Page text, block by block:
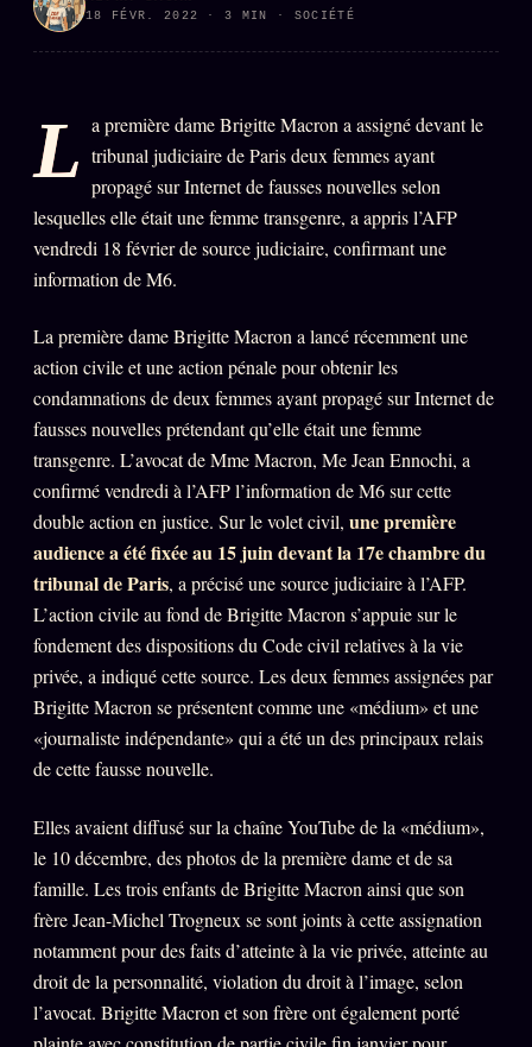
L'ORACLE Z/S
Chat Oracle
Oracle z/S
Oracle Analyse
Oracle Éclair
Oracle Couples
Oracle Famille
Oracle Sigil Sonore
Oracle Parfum
Oracle Anniversaire
Oracle Carte du Jour
Oracle Algorithme
Audit Social
LIVRES
BRAQUAGE2021
SUSPECTE
Compte Suspendu 2024
Les Limites2025
Le procès Brigitte Macron
18 FÉVR. 2022 · 3 MIN · SOCIÉTÉ
L a première dame Brigitte Macron a assigné devant le
tribunal judiciaire de Paris deux femmes ayant
propagé sur Internet de fausses nouvelles selon
lesquelles elle était une femme transgenre, a appris l’AFP
vendredi 18 février de source judiciaire, confirmant une
information de M6.
La première dame Brigitte Macron a lancé récemment une
action civile et une action pénale pour obtenir les
condamnations de deux femmes ayant propagé sur Internet de
fausses nouvelles prétendant qu’elle était une femme
transgenre. L’avocat de Mme Macron, Me Jean Ennochi, a
confirmé vendredi à l’AFP l’information de M6 sur cette
double action en justice. Sur le volet civil, une première
audience a été fixée au 15 juin devant la 17e chambre du
tribunal de Paris, a précisé une source judiciaire à l’AFP.
L’action civile au fond de Brigitte Macron s’appuie sur le
fondement des dispositions du Code civil relatives à la vie
privée, a indiqué cette source. Les deux femmes assignées par
Brigitte Macron se présentent comme une «médium» et une
«journaliste indépendante» qui a été un des principaux relais
de cette fausse nouvelle.
Elles avaient diffusé sur la chaîne YouTube de la «médium»,
le 10 décembre, des photos de la première dame et de sa
famille. Les trois enfants de Brigitte Macron ainsi que son
frère Jean-Michel Trogneux se sont joints à cette assignation
notamment pour des faits d’atteinte à la vie privée, atteinte au
droit de la personnalité, violation du droit à l’image, selon
l’avocat. Brigitte Macron et son frère ont également porté